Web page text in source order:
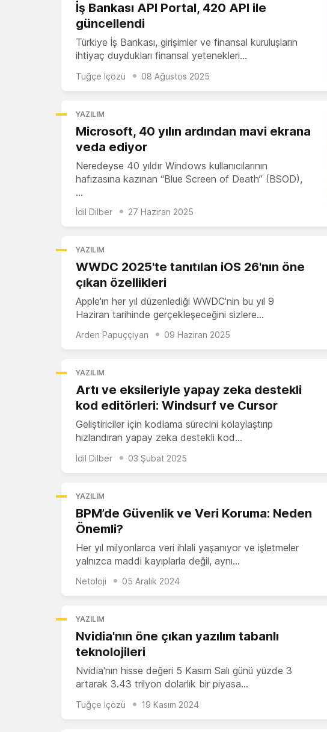
İş Bankası API Portal, 420 API ile
güncellendi
Türkiye İş Bankası, girişimler ve finansal kuruluşların
ihtiyaç duydukları finansal yetenekleri…
Tuğçe İçözü 08 Ağustos 2025
YAZILIM
Microsoft, 40 yılın ardından mavi ekrana
veda ediyor
Neredeyse 40 yıldır Windows kullanıcılarının
hafızasına kazınan “Blue Screen of Death” (BSOD),
…
İdil Dilber 27 Haziran 2025
YAZILIM
WWDC 2025'te tanıtılan iOS 26'nın öne
çıkan özellikleri
Apple'ın her yıl düzenlediği WWDC'nin bu yıl 9
Haziran tarihinde gerçekleşeceğini sizlere…
Arden Papuççiyan 09 Haziran 2025
YAZILIM
Artı ve eksileriyle yapay zeka destekli
kod editörleri: Windsurf ve Cursor
Geliştiriciler için kodlama sürecini kolaylaştırıp
hızlandıran yapay zeka destekli kod…
İdil Dilber 03 Şubat 2025
YAZILIM
BPM’de Güvenlik ve Veri Koruma: Neden
Önemli?
Her yıl milyonlarca veri ihlali yaşanıyor ve işletmeler
yalnızca maddi kayıplarla değil, aynı…
Netoloji 05 Aralık 2024
YAZILIM
Nvidia'nın öne çıkan yazılım tabanlı
teknolojileri
Nvidia'nın hisse değeri 5 Kasım Salı günü yüzde 3
artarak 3.43 trilyon dolarlık bir piyasa…
Tuğçe İçözü 19 Kasım 2024